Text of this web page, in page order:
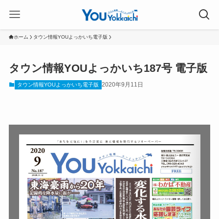
ホーム タウン情報YOUよっかいち電子版
タウン情報YOUよっかいち187号 電子版
タウン情報YOUよっかいち電子版 2020年9月11日